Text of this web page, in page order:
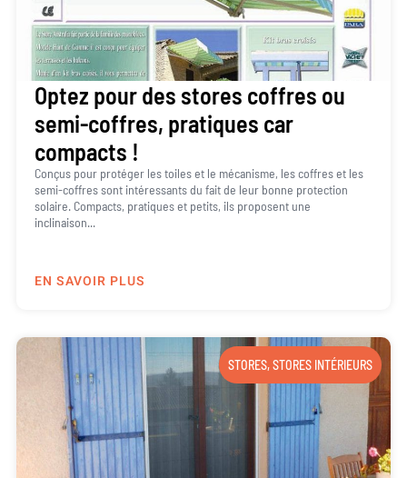
Optez pour des stores coffres ou
semi-coffres, pratiques car
compacts !
Conçus pour protéger les toiles et le mécanisme, les coffres et les
semi-coffres sont intéressants du fait de leur bonne protection
solaire. Compacts, pratiques et petits, ils proposent une
inclinaison...
EN SAVOIR PLUS
STORES,STORES INTÉRIEURS